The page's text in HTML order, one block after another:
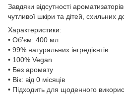
Завдяки відсутності
чутливої шкіри та дітей, схильних
Характеристики:
• Об’єм: 400 мл
• 99% натуральних інгредієнтів
• 100% Vegan
• Без аромату
• Вік: від 0 місяців
• Підходить для щоденного